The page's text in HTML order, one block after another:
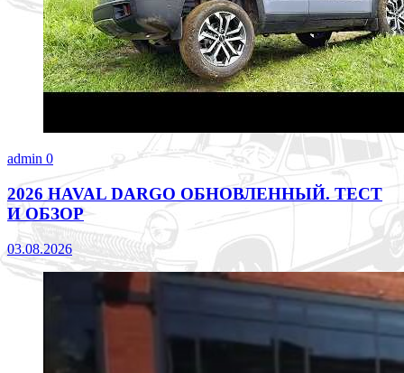
admin 0
2026 HAVAL DARGO ОБНОВЛЕННЫЙ. ТЕСТ
И ОБЗОР
03.08.2026